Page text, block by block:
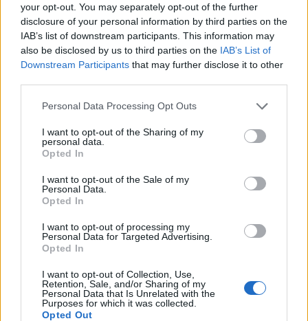
your opt-out. You may separately opt-out of the further
disclosure of your personal information by third parties on the
IAB’s list of downstream participants. This information may
also be disclosed by us to third parties on the IAB’s List of
Downstream Participants that may further disclose it to other
Personal Data Processing Opt Outs
I want to opt-out of the Sharing of my
personal data.
Opted In
I want to opt-out of the Sale of my
Personal Data.
Opted In
I want to opt-out of processing my
Personal Data for Targeted Advertising.
Opted In
I want to opt-out of Collection, Use,
Retention, Sale, and/or Sharing of my
Personal Data that Is Unrelated with the
Purposes for which it was collected.
Opted Out
Min. mesačný vklad:
Viazanosť na bežný účet: nie